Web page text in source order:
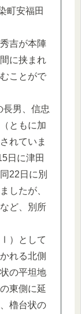
町安福田
吉が本陣
に挟まれ
ことがで
男、信忠
ともに加
れていま
日に津田
22日に別
したが、
ど、別所
）として
れる北側
の平坦地
東側に延
櫓台状の